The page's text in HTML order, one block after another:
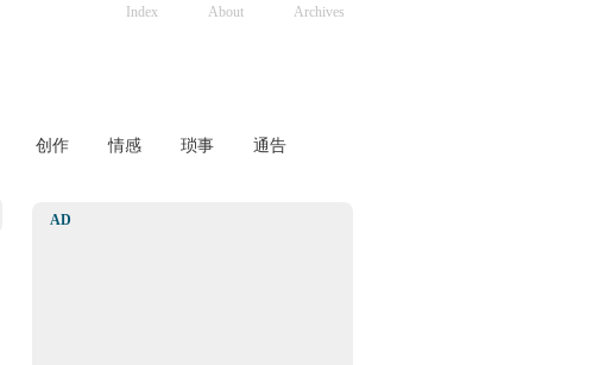
Index About Archives
创作 情感 琐事 通告
AD